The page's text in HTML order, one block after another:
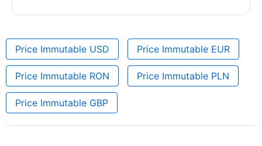
Price Immutable USD Price Immutable EUR
Price Immutable RON Price Immutable PLN
Price Immutable GBP